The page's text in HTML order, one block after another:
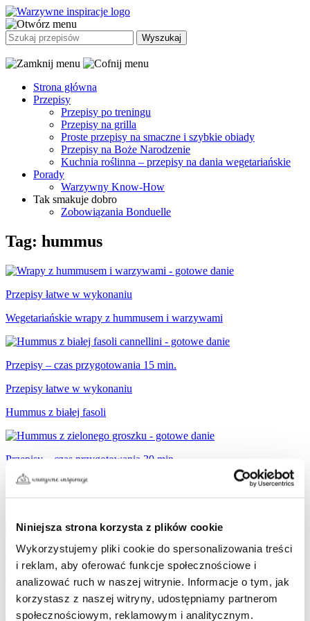
Niniejsza strona korzysta z plików cookie
Wykorzystujemy pliki cookie do spersonalizowania treści
i reklam, aby oferować funkcje społecznościowe i
analizować ruch w naszej witrynie. Informacje o tym, jak
korzystasz z naszej witryny, udostępniamy partnerom
społecznościowym, reklamowym i analitycznym.
Strona główna
Przepisy
Przepisy po treningu
Przepisy na grilla
Proste przepisy na smaczne i szybkie obiady
Przepisy na Boże Narodzenie
Kuchnia roślinna – przepisy na dania wegetariańskie
Porady
Warzywny Know-How
Tak smakuje dobro
Zobowiązania Bonduelle
Tag: hummus
Przepisy łatwe w wykonaniu
Wegetariańskie wrapy z hummusem i warzywami
Przepisy – czas przygotowania 15 min.
Przepisy łatwe w wykonaniu
Hummus z białej fasoli
Przepisy – czas przygotowania 30 min.
Przepisy łatwe w wykonaniu
Przepisy – czas przygotowania 20 min.
Przepisy łatwe w wykonaniu
Hummus dyniowy z prażoną kukurydzą